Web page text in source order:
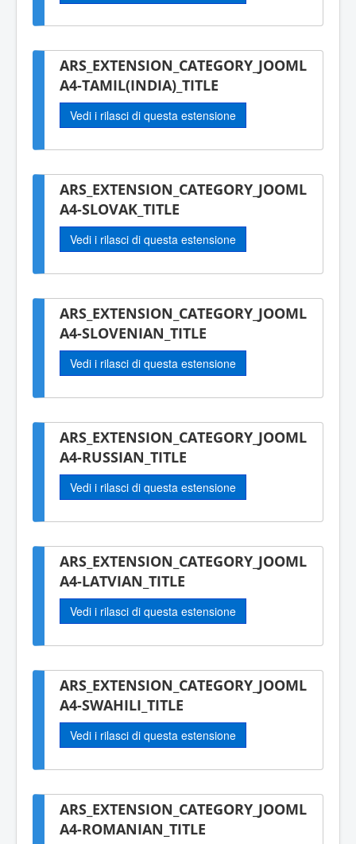
ARS_EXTENSION_CATEGORY_JOOML
A4-TAMIL(INDIA)_TITLE
Vedi i rilasci di questa estensione
ARS_EXTENSION_CATEGORY_JOOML
A4-SLOVAK_TITLE
Vedi i rilasci di questa estensione
ARS_EXTENSION_CATEGORY_JOOML
A4-SLOVENIAN_TITLE
Vedi i rilasci di questa estensione
ARS_EXTENSION_CATEGORY_JOOML
A4-RUSSIAN_TITLE
Vedi i rilasci di questa estensione
ARS_EXTENSION_CATEGORY_JOOML
A4-LATVIAN_TITLE
Vedi i rilasci di questa estensione
ARS_EXTENSION_CATEGORY_JOOML
A4-SWAHILI_TITLE
Vedi i rilasci di questa estensione
ARS_EXTENSION_CATEGORY_JOOML
A4-ROMANIAN_TITLE